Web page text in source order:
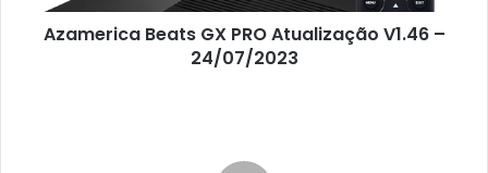
Azamerica Beats GX PRO Atualização V1.46 –
24/07/2023